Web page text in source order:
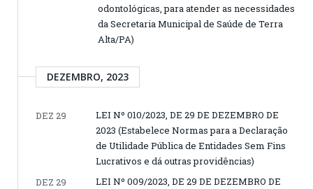
odontológicas, para atender as necessidades
da Secretaria Municipal de Saúde de Terra
Alta/PA)
DEZEMBRO, 2023
DEZ 29
LEI Nº 010/2023, DE 29 DE DEZEMBRO DE
2023 (Estabelece Normas para a Declaração
de Utilidade Pública de Entidades Sem Fins
Lucrativos e dá outras providências)
DEZ 29
LEI Nº 009/2023, DE 29 DE DEZEMBRO DE